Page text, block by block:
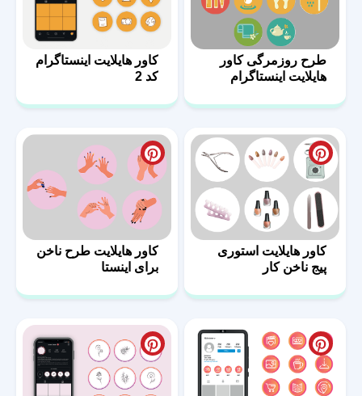
طرح روزمرگی کاور
هایلایت اینستاگرام
کاور هایلایت اینستاگرام
کد 2
کاور هایلایت استوری
پیج ناخن کار
کاور هایلایت طرح ناخن
برای اینستا